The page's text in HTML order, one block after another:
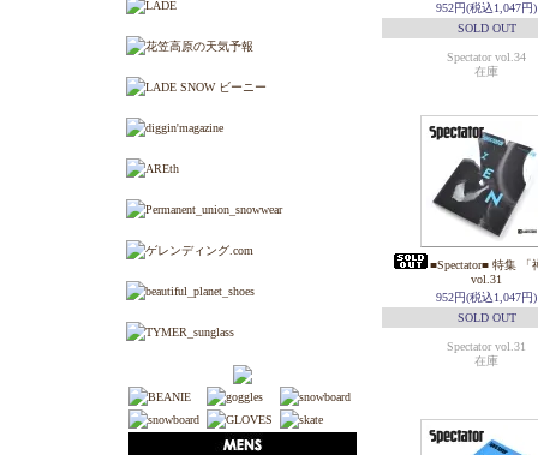
952円(税込1,047円)
SOLD OUT
Spectator vol.34
在庫
■Spectator■ 特集 「
vol.31
952円(税込1,047円)
SOLD OUT
Spectator vol.31
在庫